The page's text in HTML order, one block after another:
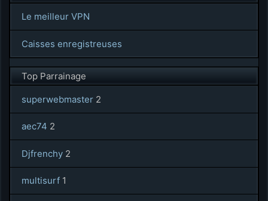
Le meilleur VPN
Caisses enregistreuses
Top Parrainage
superwebmaster 2
aec74 2
Djfrenchy 2
multisurf 1